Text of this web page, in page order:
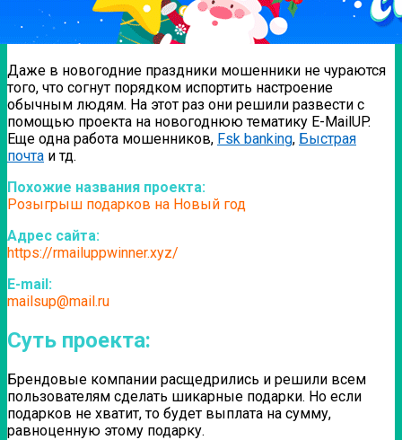
Даже в новогодние праздники мошенники не чураются
того, что согнут порядком испортить настроение
обычным людям. На этот раз они решили развести с
помощью проекта на новогоднюю тематику E-MailUP.
Еще одна работа мошенников, Fsk banking, Быстрая
почта и тд.
Похожие названия проекта:
Розыгрыш подарков на Новый год
Адрес сайта:
https://rmailuppwinner.xyz/
E-mail:
mailsup@mail.ru
Суть проекта:
Брендовые компании расщедрились и решили всем
пользователям сделать шикарные подарки. Но если
подарков не хватит, то будет выплата на сумму,
равноценную этому подарку.